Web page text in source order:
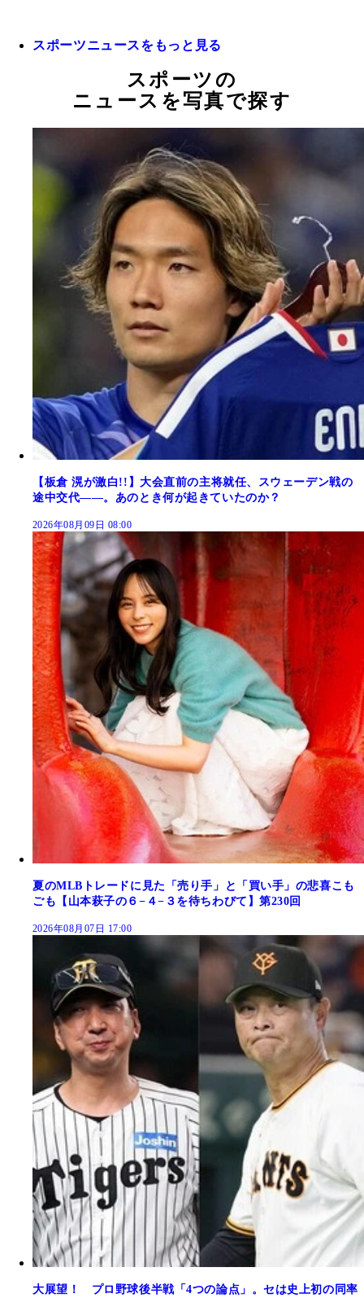
スポーツニュースをもっと見る
スポーツの
ニュースを写真で探す
【板倉 滉が激白!!】大会直前の主将就任、スウェーデン戦の
途中交代――。あのとき何が起きていたのか？
2026年08月09日 08:00
夏のMLBトレードに見た「売り手」と「買い手」の悲喜こも
ごも【山本萩子の６−４−３を待ちわびて】第230回
2026年08月07日 17:00
大展望！ プロ野球後半戦「4つの論点」。セは史上初の同率